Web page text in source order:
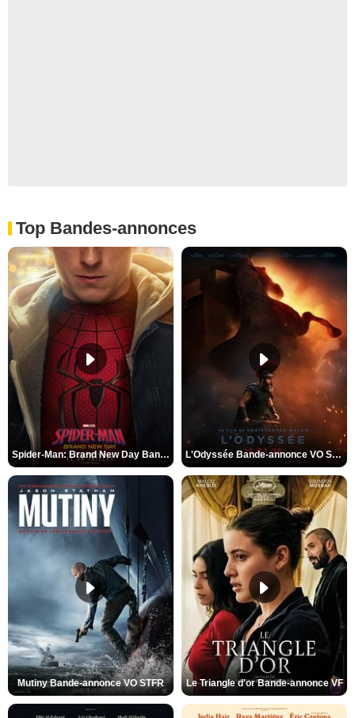
Top Bandes-annonces
Spider-Man: Brand New Day Bande-annonce VO STFR L'Odyssée Bande-annonce VO STFR
Mutiny Bande-annonce VO STFR Le Triangle d'or Bande-annonce VF